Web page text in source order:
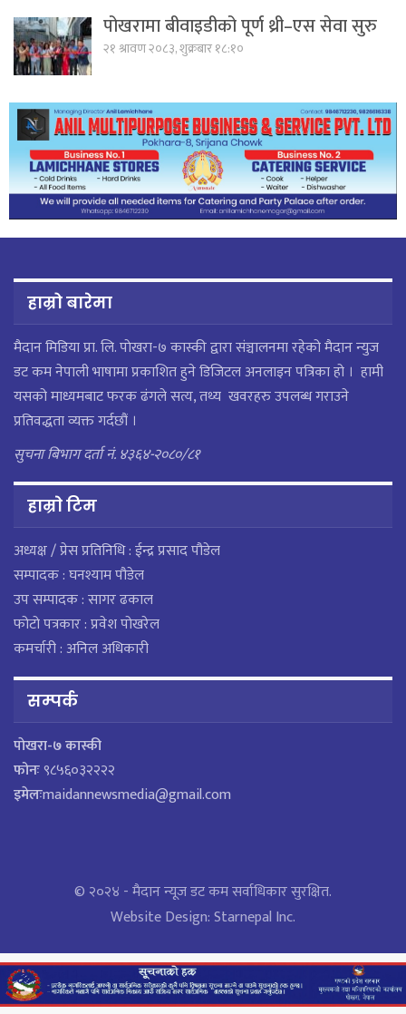
पोखरामा बीवाइडीको पूर्ण थ्री–एस सेवा सुरु
२१ श्रावण २०८३, शुक्रबार १८:१०
हाम्रो बारेमा
मैदान मिडिया प्रा. लि. पाेखरा-७ कास्की द्वारा संञ्चालनमा रहेको मैदान न्युज
डट कम नेपाली भाषामा प्रकाशित हुने डिजिटल अनलाइन पत्रिका हो । हामी
यसको माध्यमबाट फरक ढंगले सत्य, तथ्य खवरहरु उपलब्ध गराउने
प्रतिवद्धता व्यक्त गर्दछौं ।
सुचना बिभाग दर्ता नं. ४३६४-२०८०/८१
हाम्राे टिम
अध्यक्ष / प्रेस प्रतिनिधि : ईन्द्र प्रसाद पौडेल
सम्पादक : घनश्याम पौडेल
उप सम्पादक : सागर ढकाल
फोटो पत्रकार : प्रवेश पोखरेल
कमर्चारी : अनिल अधिकारी
सम्पर्क
पाेखरा-७ कास्की
फोनः९८५६०३२२२२
इमेलःmaidannewsmedia@gmail.com
© २०२४ - मैदान न्यूज डट कम सर्वाधिकार सुरक्षित.
Website Design:Starnepal Inc.